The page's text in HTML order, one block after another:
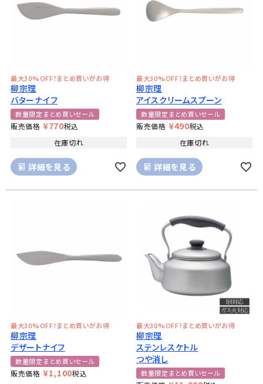
最大30%OFF！まとめ買いがお得
柳宗理
バターナイフ
数量限定まとめ買いセール
販売価格 ¥770税込
在庫切れ
詳細を見る
最大30%OFF！まとめ買いがお得
柳宗理
アイスクリームスプーン
数量限定まとめ買いセール
販売価格 ¥490税込
在庫切れ
詳細を見る
最大30%OFF！まとめ買いがお得
柳宗理
デザートナイフ
数量限定まとめ買いセール
販売価格 ¥1,100税込
最大30%OFF！まとめ買いがお得
柳宗理
ステンレスケトル
つや消し
数量限定まとめ買いセール